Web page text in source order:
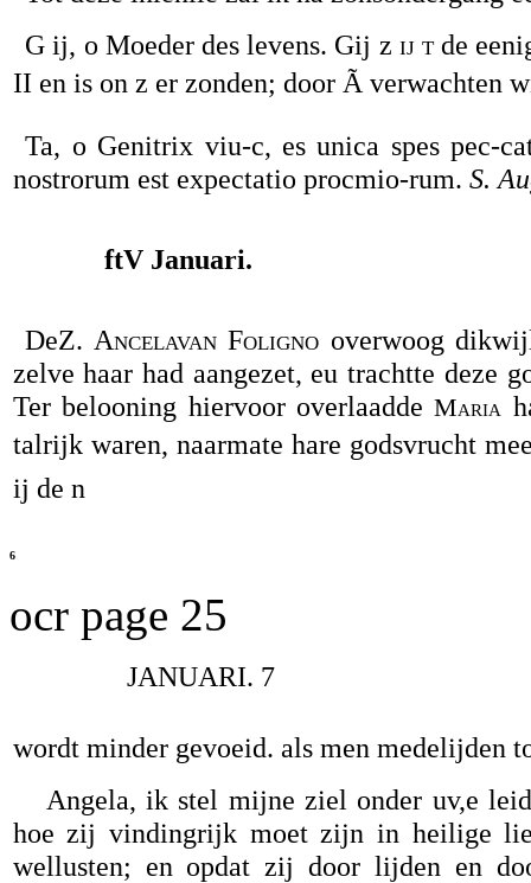
G ij, o Moeder des levens. Gij z ij tde
II en is on z er zonden; door Ã verwachten
Ta, o Genitrix viu-c, es unica spes pec-
nostrorum est expectatio procmio-rum. S.
ftV Januari.
DeZ. Ancelavan Foligno overwoog
zelve haar had aangezet, eu trachtte deze
Ter belooning hiervoor overlaadde Maria
talrijk waren, naarmate hare godsvrucht
ij de n
6
ocr page 25
JANUARI. 7
wordt minder gevoeid. als men medelijden
Angela, ik stel mijne ziel onder uv,e
hoe zij vindingrijk moet zijn in heilige
wellusten; en opdat zij door lijden en